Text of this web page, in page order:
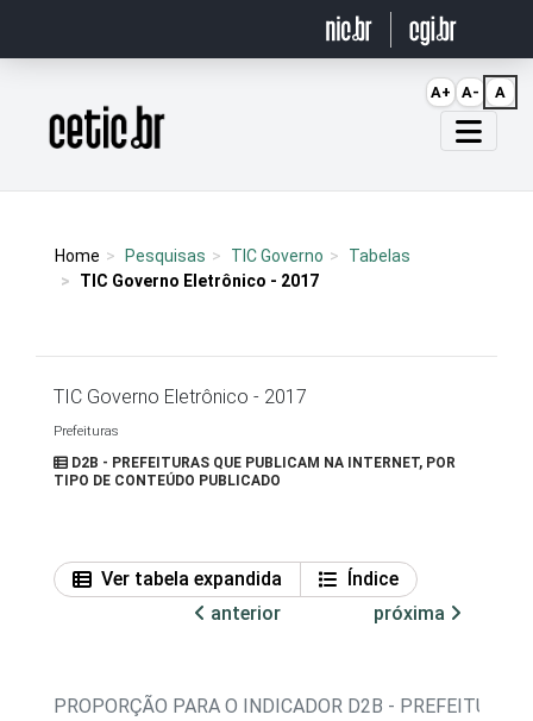
Página inicial
Home Pesquisas TIC Governo
Tabelas
TIC Governo Eletrônico - 2017
TIC Governo Eletrônico - 2017
Prefeituras
D2B - PREFEITURAS QUE PUBLICAM NA INTERNET, POR
TIPO DE CONTEÚDO PUBLICADO
Ver tabela expandida
Índice
anterior
próxima
PROPORÇÃO PARA O INDICADOR D2B -
A+ A- A